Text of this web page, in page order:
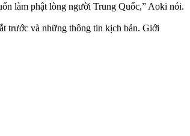
làm phật lòng người Trung Quốc,” Aoki nói.
trước và những thông tin kịch bản. Giới